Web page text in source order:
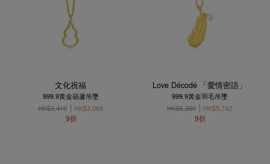
文化祝福
999.9黃金葫蘆吊墜
HK$3,410
HK$3,069
9折
Love Décodé 「愛情密語」
999.9黃金羽毛吊墜
HK$6,380
HK$5,742
9折